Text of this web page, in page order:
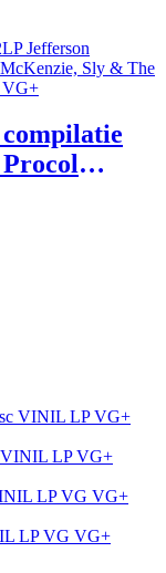
Joan
VINIL LP VG+
LP VG VG+